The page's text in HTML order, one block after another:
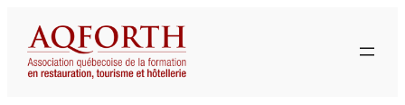
contenu